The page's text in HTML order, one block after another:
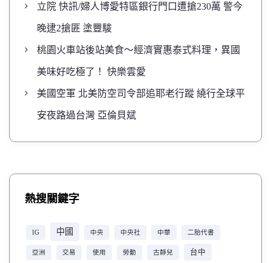
立院 快訊/婦人博愛特區銀行門口遭搶230萬 警今
晚逮2搶匪 塗豐駿
桃園火車站後站美食～經濟實惠泰式料理，異國
美味好吃極了！ 快樂雲愛
美國空軍 北美防空司令部追耶老行蹤 繞行全球平
安夜路過台灣 亞倫貝斌
熱搜關鍵字
IG 中國 中央 中央社 中華 二胎代書
亞洲 交易 使用 勞動 古靜兒 台中